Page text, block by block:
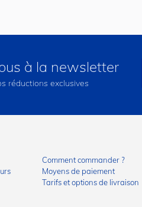
à la newsletter
réductions exclusives
Comment commander ?
Moyens de paiement
Tarifs et options de livraison